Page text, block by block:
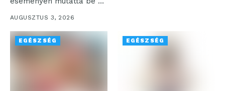
AUGUSZTUS 3, 2026
EGÉSZSÉG EGÉSZSÉG